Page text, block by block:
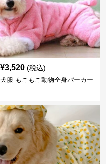
¥3,520 (税込)
犬服 もこもこ動物全身パーカー